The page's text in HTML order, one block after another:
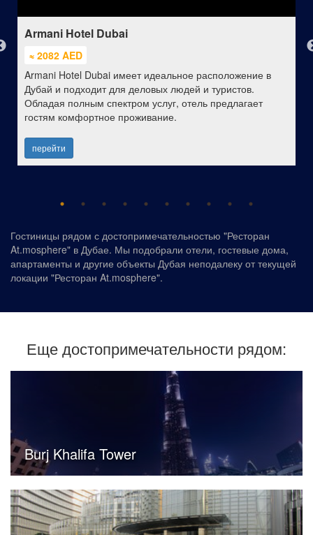
Armani Hotel Dubai
≈ 2082 AED
Armani Hotel Dubai имеет идеальное расположение в
Дубай и подходит для деловых людей и туристов.
Обладая полным спектром услуг, отель предлагает
гостям комфортное проживание.
перейти
Гостиницы рядом с достопримечательностью "Ресторан
At.mosphere" в Дубае. Мы подобрали отели, гостевые дома,
апартаменты и другие объекты Дубая неподалеку от текущей
локации "Ресторан At.mosphere".
Еще достопримечательности рядом:
Burj Khalifa Tower